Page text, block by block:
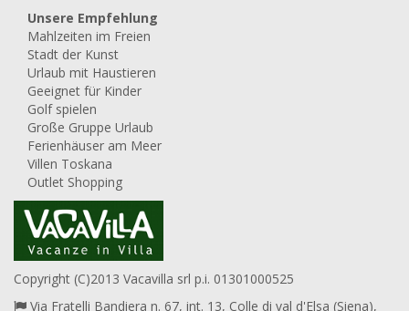
Unsere Empfehlung
Mahlzeiten im Freien
Stadt der Kunst
Urlaub mit Haustieren
Geeignet für Kinder
Golf spielen
Große Gruppe Urlaub
Ferienhäuser am Meer
Villen Toskana
Outlet Shopping
Copyright (C)2013 Vacavilla srl p.i. 01301000525
Via Fratelli Bandiera n. 67, int. 13, Colle di val d'Elsa (Siena),